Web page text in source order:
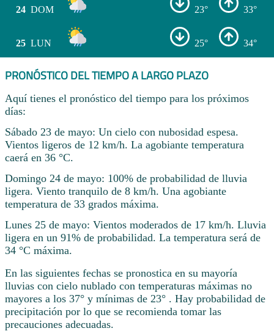
24 DOM 23° 33°
25 LUN 25° 34°
PRONÓSTICO DEL TIEMPO A LARGO PLAZO
Aquí tienes el pronóstico del tiempo para los próximos
días:
Sábado 23 de mayo: Un cielo con nubosidad espesa.
Vientos ligeros de 12 km/h. La agobiante temperatura
caerá en 36 °C.
Domingo 24 de mayo: 100% de probabilidad de lluvia
ligera. Viento tranquilo de 8 km/h. Una agobiante
temperatura de 33 grados máxima.
Lunes 25 de mayo: Vientos moderados de 17 km/h. Lluvia
ligera en un 91% de probabilidad. La temperatura será de
34 °C máxima.
En las siguientes fechas se pronostica en su mayoría
lluvias con cielo nublado con temperaturas máximas no
mayores a los 37° y mínimas de 23° . Hay probabilidad de
precipitación por lo que se recomienda tomar las
precauciones adecuadas.